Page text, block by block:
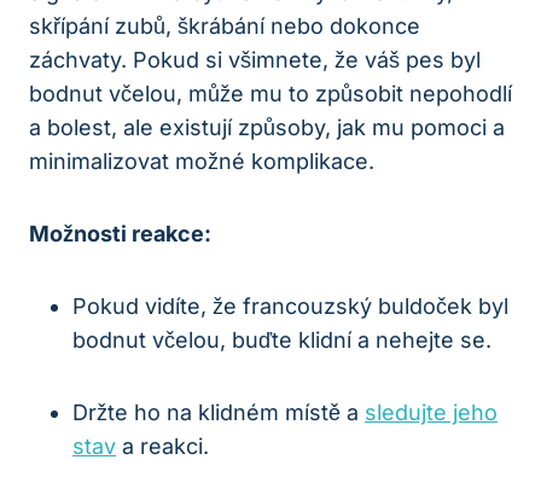
skřípání zubů, škrábání nebo dokonce
záchvaty. Pokud si všimnete, že váš pes byl
bodnut včelou, může mu to způsobit nepohodlí
a bolest, ale existují způsoby, jak mu pomoci a
minimalizovat možné komplikace.
Možnosti reakce:
Pokud vidíte, že francouzský buldoček byl
bodnut včelou, buďte klidní a nehejte se.
Držte ho na klidném místě a sledujte jeho
stav a reakci.